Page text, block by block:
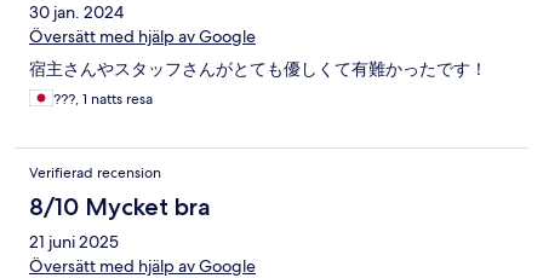
30 jan. 2024
Översätt med hjälp av Google
宿主さんやスタッフさんがとても優しくて有難かったです！
???, 1 natts resa
Verifierad recension
8/10 Mycket bra
21 juni 2025
Översätt med hjälp av Google